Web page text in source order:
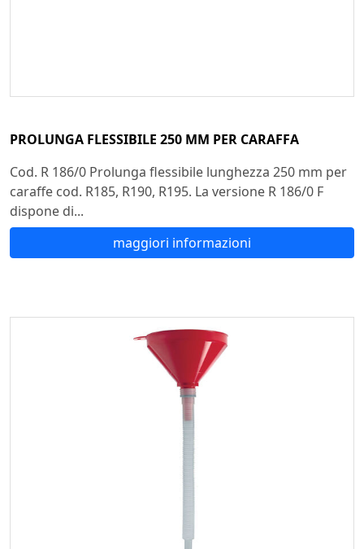
PROLUNGA FLESSIBILE 250 MM PER CARAFFA
Cod. R 186/0 Prolunga flessibile lunghezza 250 mm per
caraffe cod. R185, R190, R195. La versione R 186/0 F
dispone di...
maggiori informazioni